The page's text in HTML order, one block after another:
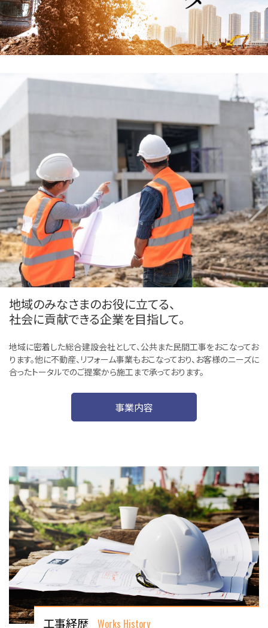
地域のみなさまのお役に立てる、
社会に貢献できる企業を目指して。
地域に密着した総合建設会社として、公共また民間工事をおこなってお
ります。他に不動産、リフォーム事業もおこなっており、お客様のニーズに
合ったトータルでのご提案から施工まで承っております。
事業内容
工事経歴 Works History